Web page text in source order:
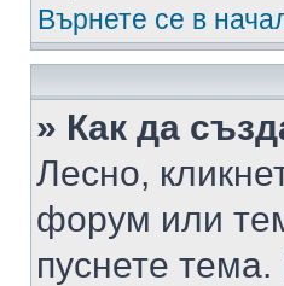
Върнете се в
» Как да
Лесно,
форум или
пуснете